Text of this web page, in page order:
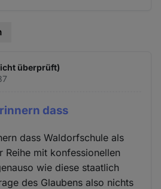
überprüft)
dass
dass Waldorfschule als
Reihe mit konfessionellen
wie diese staatlich
des Glaubens also nichts